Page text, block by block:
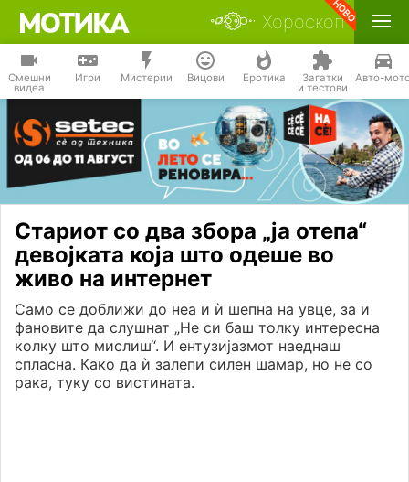
Хороскоп
Смешни
видеа
Игри Мистерии Вицови Еротика Загатки
и тестови
Авто-
Стариот со два збора „ја отепа“
девојката која што одеше во
живо на интернет
Само се доближи до неа и ѝ шепна на увце, за и
фановите да слушнат „Не си баш толку интересна
колку што мислиш“. И ентузијазмот наеднаш
спласна. Како да ѝ залепи силен шамар, но не со
рака, туку со вистината.